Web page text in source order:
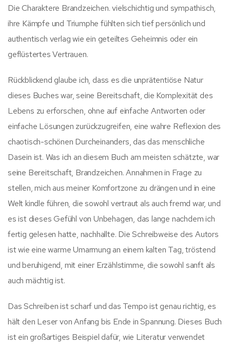
Die Charaktere Brandzeichen. vielschichtig und sympathisch,
ihre Kämpfe und Triumphe fühlten sich tief persönlich und
authentisch verlag wie ein geteiltes Geheimnis oder ein
geflüstertes Vertrauen.
Rückblickend glaube ich, dass es die unprätentiöse Natur
dieses Buches war, seine Bereitschaft, die Komplexität des
Lebens zu erforschen, ohne auf einfache Antworten oder
einfache Lösungen zurückzugreifen, eine wahre Reflexion des
chaotisch-schönen Durcheinanders, das das menschliche
Dasein ist. Was ich an diesem Buch am meisten schätzte, war
seine Bereitschaft, Brandzeichen. Annahmen in Frage zu
stellen, mich aus meiner Komfortzone zu drängen und in eine
Welt kindle führen, die sowohl vertraut als auch fremd war, und
es ist dieses Gefühl von Unbehagen, das lange nachdem ich
fertig gelesen hatte, nachhallte. Die Schreibweise des Autors
ist wie eine warme Umarmung an einem kalten Tag, tröstend
und beruhigend, mit einer Erzählstimme, die sowohl sanft als
auch mächtig ist.
Das Schreiben ist scharf und das Tempo ist genau richtig, es
hält den Leser von Anfang bis Ende in Spannung. Dieses Buch
ist ein großartiges Beispiel dafür, wie Literatur verwendet